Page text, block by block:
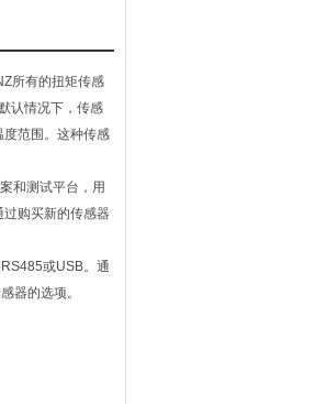
所有的扭矩传感
认情况下，传感
度范围。这种传感
和测试平台，用
购买新的传感器
或USB。通
器的选项。